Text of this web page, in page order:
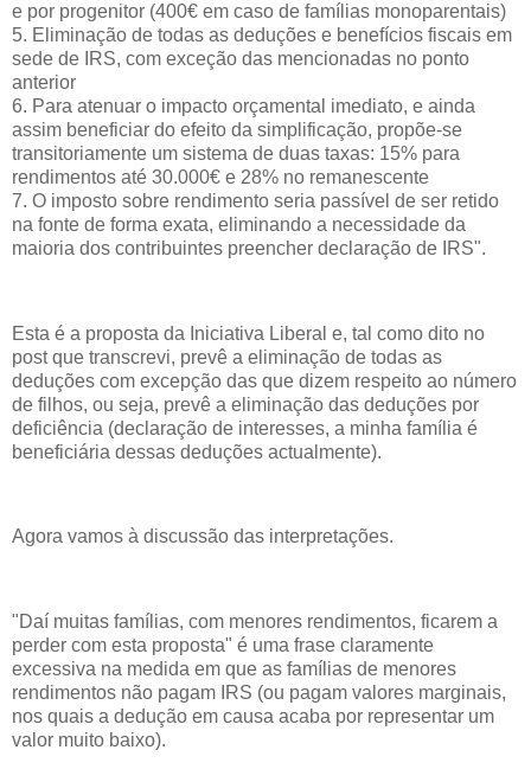
e por progenitor (400€ em caso de famílias monoparentais)
5. Eliminação de todas as deduções e benefícios fiscais em
sede de IRS, com exceção das mencionadas no ponto
anterior
6. Para atenuar o impacto orçamental imediato, e ainda
assim beneficiar do efeito da simplificação, propõe-se
transitoriamente um sistema de duas taxas: 15% para
rendimentos até 30.000€ e 28% no remanescente
7. O imposto sobre rendimento seria passível de ser retido
na fonte de forma exata, eliminando a necessidade da
maioria dos contribuintes preencher declaração de IRS".
Esta é a proposta da Iniciativa Liberal e, tal como dito no
post que transcrevi, prevê a eliminação de todas as
deduções com excepção das que dizem respeito ao número
de filhos, ou seja, prevê a eliminação das deduções por
deficiência (declaração de interesses, a minha família é
beneficiária dessas deduções actualmente).
Agora vamos à discussão das interpretações.
"Daí muitas famílias, com menores rendimentos, ficarem a
perder com esta proposta" é uma frase claramente
excessiva na medida em que as famílias de menores
rendimentos não pagam IRS (ou pagam valores marginais,
nos quais a dedução em causa acaba por representar um
valor muito baixo).